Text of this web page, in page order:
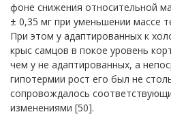
фоне снижения относительной
± 0,35 мг при уменьшении массе
При этом у адаптированных к
крыс самцов в покое уровень
чем у не адаптированных, а
гипотермии рост его был не
сопровождалось
изменениями [50].